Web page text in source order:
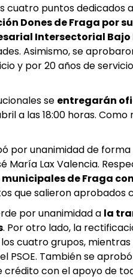
puntos dedicados
Dones de Fraga por
Intersectorial
Asimismo, se
y por 20 años de
se entregarán
a las 18:00 horas.
por unanimidad de
María Lax Valencia.
de Fraga
que salieron aprobados
por unanimidad a la
. Por otro lado, la
cuatro grupos,
PSOE. También se
con el apoyo de